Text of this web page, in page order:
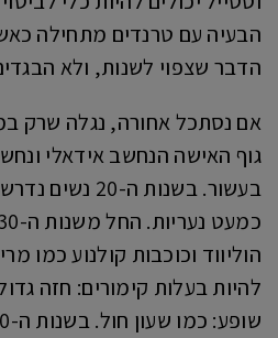
הבעיה עם טרנדים מתחילה
הדבר שצפוי לשנות, ולא
אם נסתכל אחורה, נגלה שרק
גוף האישה הנחשב אידאלי
בעשור. בשנות ה-
הוליווד וכוכבות קולנוע כמו
להיות בעלות קימורים: חזה